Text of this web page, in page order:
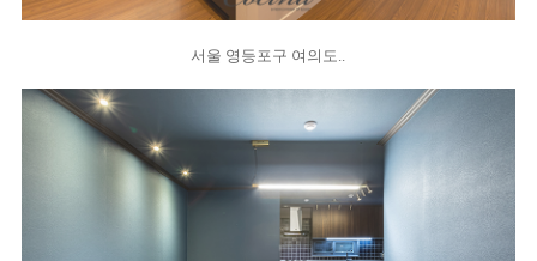
서울 영등포구 여의도..